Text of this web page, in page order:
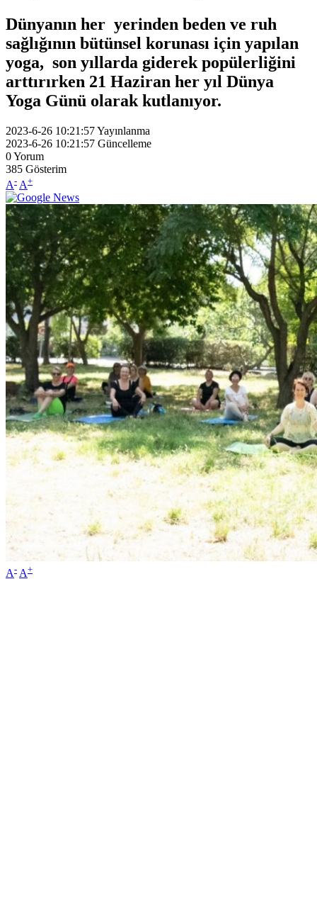
Dünyanın her yerinden beden ve ruh
sağlığının bütünsel korunası için yapılan
yoga, son yıllarda giderek popülerliğini
arttırırken 21 Haziran her yıl Dünya
Yoga Günü olarak kutlanıyor.
2023-6-26 10:21:57Yayınlanma
2023-6-26 10:21:57 Güncelleme
0Yorum
385 Gösterim
A- A+
A- A+